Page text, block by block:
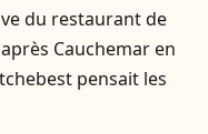
du restaurant de
Cauchemar en
pensait les